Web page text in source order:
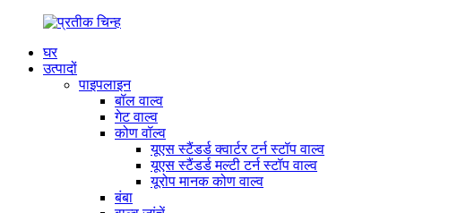
घर
उत्पादों
पाइपलाइन
बॉल वाल्व
गेट वाल्व
कोण वॉल्व
यूएस स्टैंडर्ड क्वार्टर टर्न स्टॉप वाल्व
यूएस स्टैंडर्ड मल्टी टर्न स्टॉप वाल्व
यूरोप मानक कोण वाल्व
बंबा